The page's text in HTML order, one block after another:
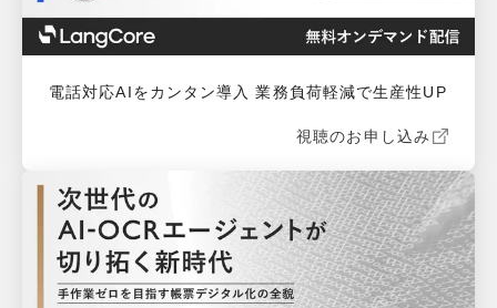
電話対応AIをカンタン導入 業務負荷軽減で生産性UP
視聴のお申し込み